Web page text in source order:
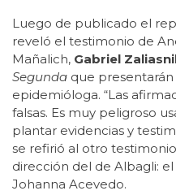
Luego de publicado el
reveló el testimonio de
Mañalich, Gabriel
Segunda que
epidemióloga. “Las
falsas. Es muy peligroso
plantar evidencias y
se refirió al otro
dirección del de Albagli:
Johanna Acevedo.